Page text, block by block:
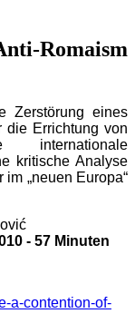
Romaism
Zerstörung eines
die Errichtung von
kritische Analyse
„neuen Europa“
- 57 Minuten
a-contention-of-